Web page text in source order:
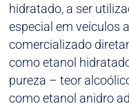
hidratado, a ser
especial em veículos
comercializado
como etanol
pureza – teor
como etanol anidro